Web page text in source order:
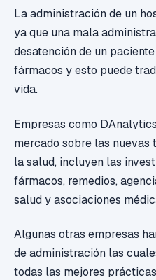
La administración de un
ya que una mala
desatención de un
fármacos y esto puede
vida.
Empresas como
mercado sobre las
la salud, incluyen las
fármacos, remedios,
salud y asociaciones
Algunas otras empresas
de administración las
todas las mejores